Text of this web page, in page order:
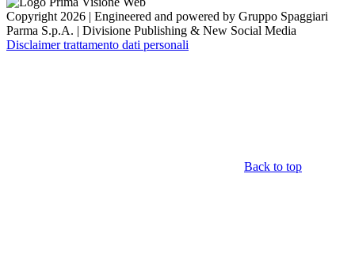
Copyright 2026 | Engineered and powered by Gruppo Spaggiari
Parma S.p.A. | Divisione Publishing & New Social Media
Disclaimer trattamento dati personali
Back to top